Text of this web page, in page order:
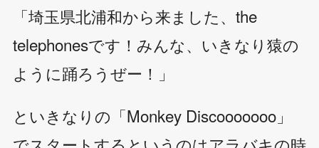
「埼玉県北浦和から来ました、the
telephonesです！みんな、いきなり猿の
ように踊ろうぜー！」
といきなりの「Monkey Discooooooo」
でスタートするというのはアラバキの時